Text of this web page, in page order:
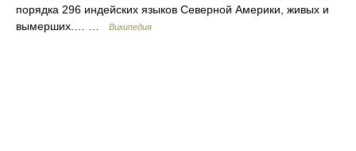
порядка 296 индейских языков Северной Америки, живых и
вымерших.… …
Википедия